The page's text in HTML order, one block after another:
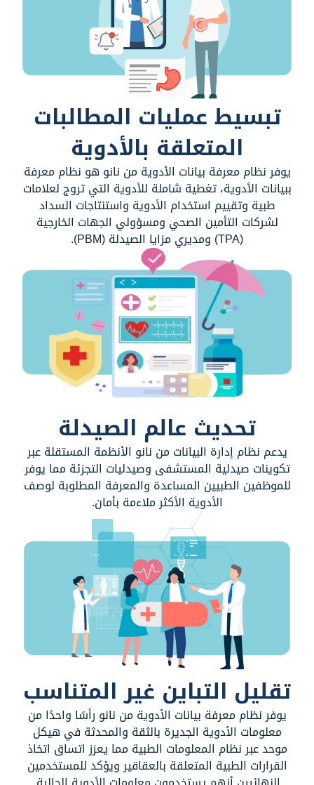
تبسيط عمليات المطالبات
المتعلقة بالأدوية
يوفر نظام معرفة بيانات الأدوية من نانو هو نظام معرفة
ببيانات الأدوية، تغطية شاملة للأدوية التي تروج لعلامات
طبية وتقييم استخدام الأدوية واستنتاجات السداد
لشركات التأمين الصحي ومسؤولي الجهات الخارجية
(TPA) ومديري مزايا الصيدلة (PBM).
تحديث عالم الصيدلة
يدعم نظام إدارة البيانات من نانو الأنظمة المستقلة عبر
تكوينات صيدلية المستشفى وصيدليات التجزئة مما يوفر
للموظفين الطبيين المساعدة والمعرفة المطلوبة لوصف
الأدوية الأكثر ملاءمة بأمان.
تقليل التباين غير المتناسب
يوفر نظام معرفة بيانات الأدوية من نانو رأسًا واحدًا من
معلومات الأدوية الجديرة بالثقة والمحدثة في هيكل
موحد عبر نظام المعلومات الطبية مما يعزز اتساق اتخاذ
القرارات الطبية المتعلقة بالعقاقير ويؤكد للمستخدمين